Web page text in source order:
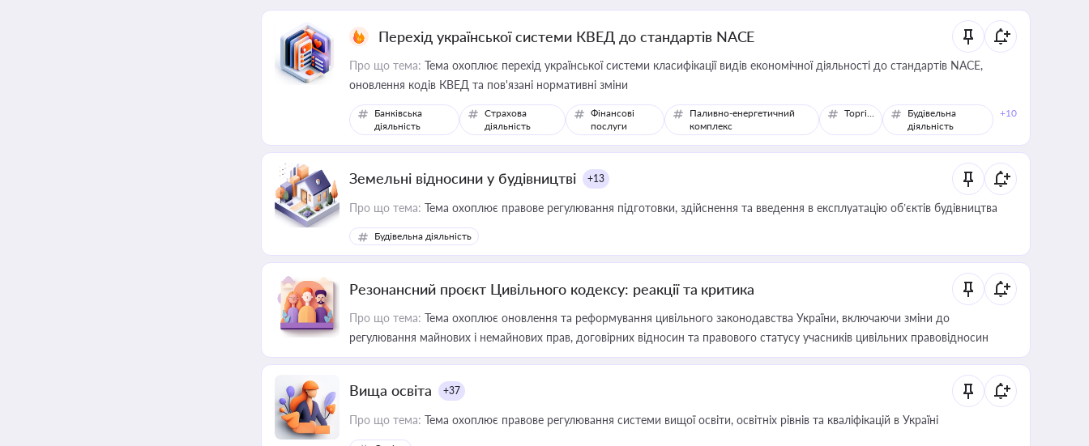
Перехід української системи КВЕД до стандартів NACE
Про що тема: Тема охоплює перехід української системи класифікації видів економічної діяльності до стандартів NACE,
оновлення кодів КВЕД та пов'язані нормативні зміни
Банківська
діяльність
Страхова
діяльність
Фінансові
послуги
Паливно-енергетичний
комплекс
Торгівля
Будівельна
діяльність
+10
Земельні відносини у будівництві +13
Про що тема: Тема охоплює правове регулювання підготовки, здійснення та введення в експлуатацію об’єктів будівництва
Будівельна діяльність
Резонансний проєкт Цивільного кодексу: реакції та критика
Про що тема: Тема охоплює оновлення та реформування цивільного законодавства України, включаючи зміни до
регулювання майнових і немайнових прав, договірних відносин та правового статусу учасників цивільних правовідносин
Вища освіта +37
Про що тема: Тема охоплює правове регулювання системи вищої освіти, освітніх рівнів та кваліфікацій в Україні